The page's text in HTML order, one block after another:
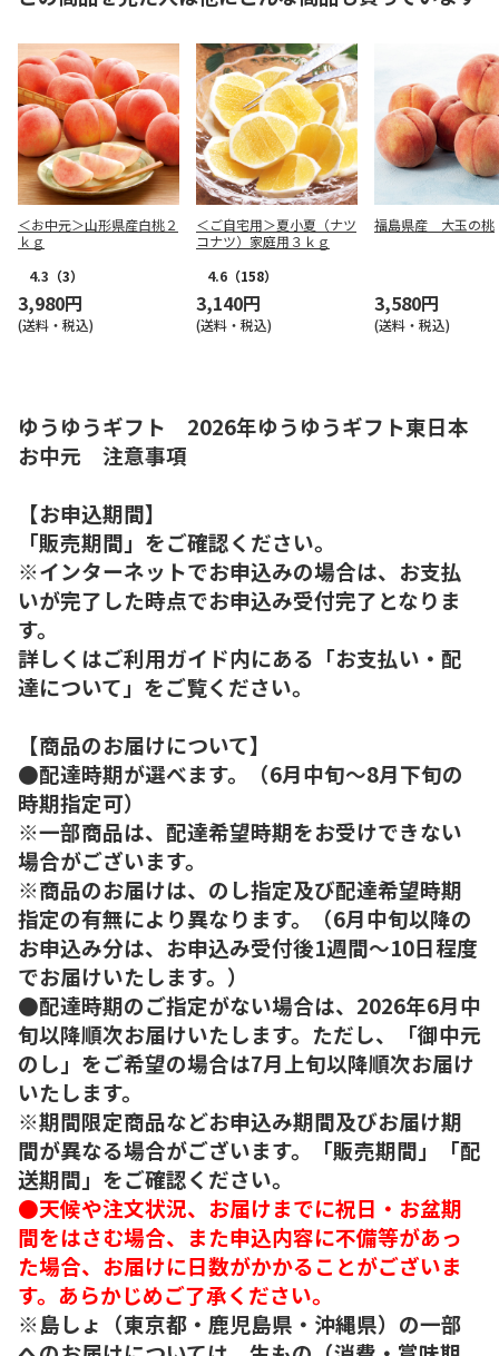
＜お中元＞山形県産白桃２
ｋｇ
4.3 （3）
3,980円
(送料・税込)
＜ご自宅用＞夏小夏（ナツ
コナツ）家庭用３ｋｇ
4.6 （158）
3,140円
(送料・税込)
福島県産 大玉の桃
3,580円
(送料・税込)
ゆうゆうギフト 2026年ゆうゆうギフト東日本
お中元 注意事項
【お申込期間】
「販売期間」をご確認ください。
※インターネットでお申込みの場合は、お支払
いが完了した時点でお申込み受付完了となりま
す。
詳しくはご利用ガイド内にある「お支払い・配
達について」をご覧ください。
【商品のお届けについて】
●配達時期が選べます。（6月中旬～8月下旬の
時期指定可）
※一部商品は、配達希望時期をお受けできない
場合がございます。
※商品のお届けは、のし指定及び配達希望時期
指定の有無により異なります。（6月中旬以降の
お申込み分は、お申込み受付後1週間～10日程度
でお届けいたします。）
●配達時期のご指定がない場合は、2026年6月中
旬以降順次お届けいたします。ただし、「御中元
のし」をご希望の場合は7月上旬以降順次お届け
いたします。
※期間限定商品などお申込み期間及びお届け期
間が異なる場合がございます。「販売期間」「配
送期間」をご確認ください。
●天候や注文状況、お届けまでに祝日・お盆期
間をはさむ場合、また申込内容に不備等があっ
た場合、お届けに日数がかかることがございま
す。あらかじめご了承ください。
※島しょ（東京都・鹿児島県・沖縄県）の一部